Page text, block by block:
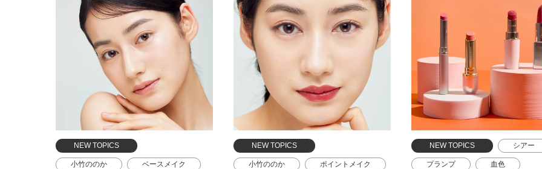
NEW TOPICS
小竹ののか ベースメイク
NEW TOPICS
小竹ののか ポイントメイク
NEW TOPICS シアー
プランプ 血色